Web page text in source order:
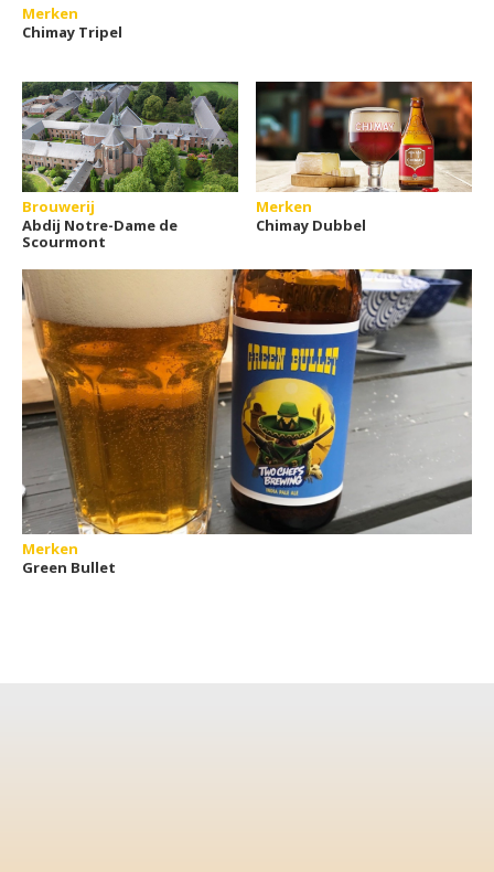
Merken
Chimay Tripel
Brouwerij
Abdij Notre-Dame de
Scourmont
Merken
Chimay Dubbel
Merken
Green Bullet